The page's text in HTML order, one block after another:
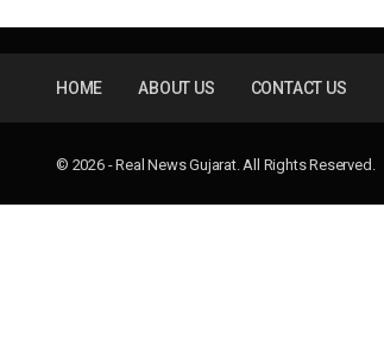
HOME ABOUT US CONTACT US
© 2026 - Real News Gujarat. All Rights Reserved.